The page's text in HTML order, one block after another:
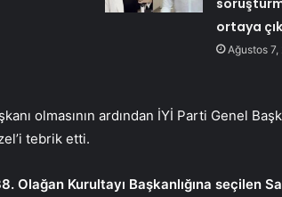
ortaya
Ağustos 7,
olmasının ardından İYİ Parti Genel
tebrik etti.
Olağan Kurultayı Başkanlığına seçilen